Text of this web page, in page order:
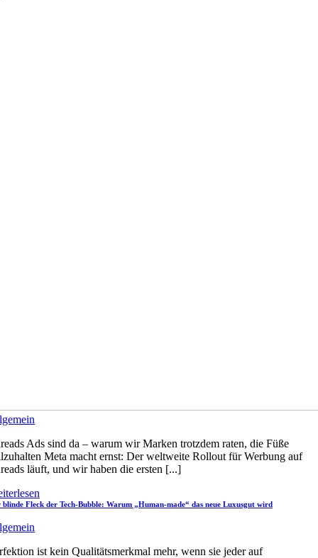
Ads sind da – warum wir Marken trotzdem raten, die Füße
Meta macht ernst: Der weltweite Rollout für Werbung auf
läuft, und wir haben die ersten [...]
blinde Fleck der Tech-Bubble: Warum „Human-made“ das neue Luxusgut wird
ist kein Qualitätsmerkmal mehr, wenn sie jeder auf